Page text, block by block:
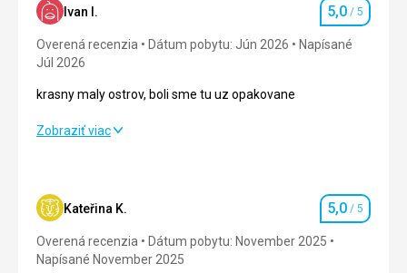
Ivan I. Hodnotenie
5,0 / 5
Overená recenzia Dátum pobytu: Jún 2026
Napísané
Júl 2026
krasny maly ostrov, boli sme tu uz opakovane
krasny maly ostrov, boli sme tu uz opakovane
Ubytovanie 5,0/ 5
Okolie
Zobraziť viac
Kateřina K. Hodnotenie
5,0 / 5
Overená recenzia
Dátum pobytu: November 2025
Napísané November 2025